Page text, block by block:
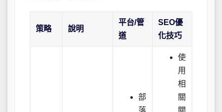
策略 說明
平台/管
道
SEO優
化技巧
部
使
用
相
關